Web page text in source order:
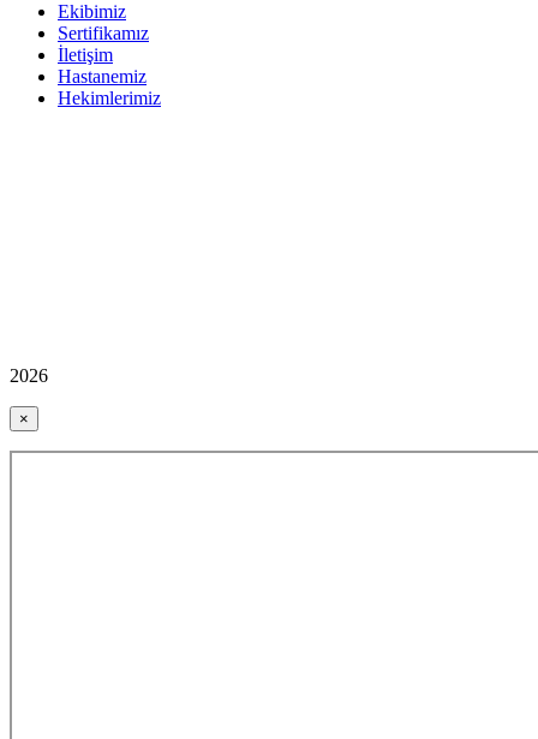
Ekibimiz
Sertifikamız
İletişim
Hastanemiz
Hekimlerimiz
2026
×